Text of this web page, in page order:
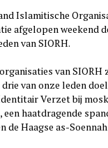
Islamitische
afgelopen weekend
van SIORH.
van
van onze leden
Verzet bij
een haatdragende
de Haagse as-